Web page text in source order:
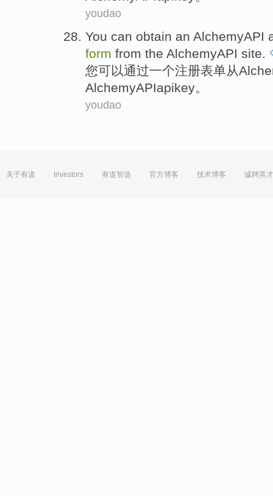
youdao
You can obtain an AlchemyAPI
form from the AlchemyAPI site
您可以通过一个注册表单从
AlchemyAPIapikey。
youdao
关于有道 Investors 有道智选 官方博客 技术博客 诚聘英才